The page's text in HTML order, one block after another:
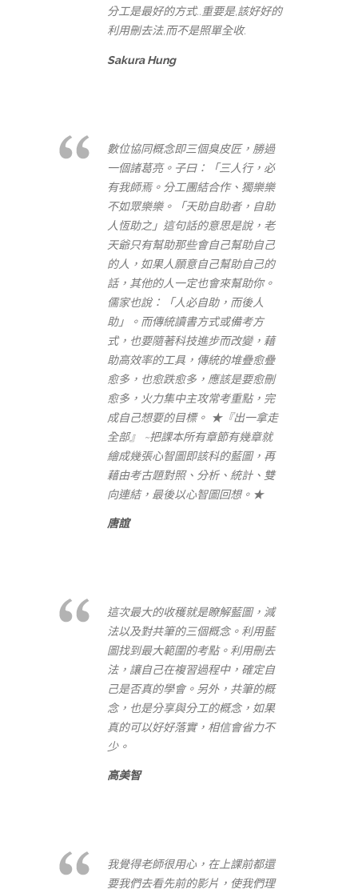
分工是最好的方式..重要是,該好好的
利用刪去法,而不是照單全收.
Sakura Hung
數位協同概念即三個臭皮匠，勝過
一個諸葛亮。子曰：「三人行，必
有我師焉。分工團結合作、獨樂樂
不如眾樂樂。「天助自助者，自助
人恆助之」這句話的意思是說，老
天爺只有幫助那些會自己幫助自己
的人，如果人願意自己幫助自己的
話，其他的人一定也會來幫助你。
儒家也說：「人必自助，而後人
助」。而傳統讀書方式或備考方
式，也要隨著科技進步而改變，藉
助高效率的工具，傳統的堆疊愈疊
愈多，也愈跌愈多，應該是要愈刪
愈多，火力集中主攻常考重點，完
成自己想要的目標。 ★『出一拿走
全部』 ~把課本所有章節有幾章就
繪成幾張心智圖即該科的藍圖，再
藉由考古題對照、分析、統計、雙
向連結，最後以心智圖回想。★
唐誼
這次最大的收穫就是瞭解藍圖，減
法以及對共筆的三個概念。利用藍
圖找到最大範圍的考點。利用刪去
法，讓自己在複習過程中，確定自
己是否真的學會。另外，共筆的概
念，也是分享與分工的概念，如果
真的可以好好落實，相信會省力不
少。
高美智
我覺得老師很用心，在上課前都還
要我們去看先前的影片，使我們理